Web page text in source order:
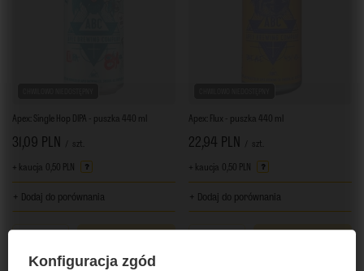
Apex: Single Hop DIPA - puszka 440 ml
31,09 PLN szt.
+ kaucja 0,50 PLN
+ Dodaj do porównania
Apex: Flux - puszka 440 ml
22,94 PLN szt.
+ kaucja 0,50 PLN
+ Dodaj do porównania
Konfiguracja zgód